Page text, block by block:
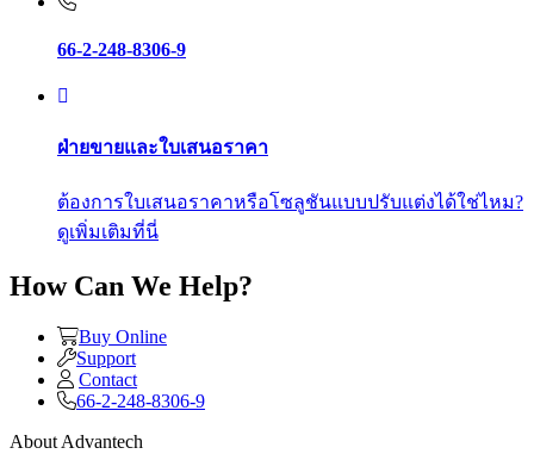
66-2-248-8306-9
ฝ่ายขายและใบเสนอราคา
ต้องการใบเสนอราคาหรือโซลูชันแบบปรับแต่งได้ใช่ไหม?
ดูเพิ่มเติมที่นี่
How Can We Help?
Buy Online
Support
Contact
66-2-248-8306-9
About Advantech